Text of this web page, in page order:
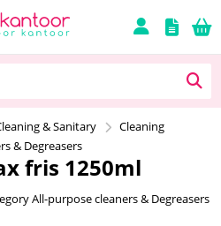
& Sanitary
Cleaning
& Degreasers
fris 1250ml
All-purpose cleaners & Degreasers